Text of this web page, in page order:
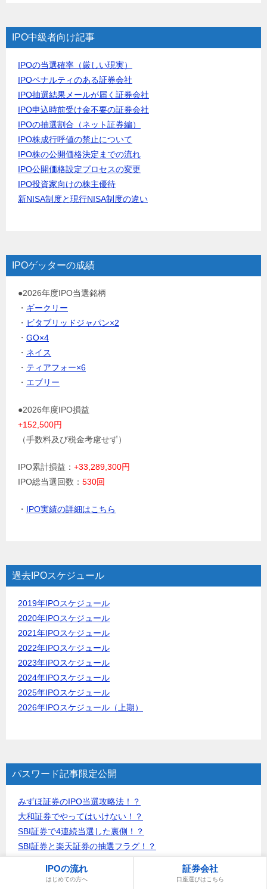
IPO中級者向け記事
IPOの当選確率（厳しい現実）
IPOペナルティのある証券会社
IPO抽選結果メールが届く証券会社
IPO申込時前受け金不要の証券会社
IPOの抽選割合（ネット証券編）
IPO株成行呼値の禁止について
IPO株の公開価格決定までの流れ
IPO公開価格設定プロセスの変更
IPO投資家向けの株主優待
新NISA制度と現行NISA制度の違い
IPOゲッターの成績
●2026年度IPO当選銘柄
・ ギークリー
・ ビタブリッドジャパン×2
・ GO×4
・ ネイス
・ ティアフォー×6
・ エブリー
●2026年度IPO損益
+152,500円
（手数料及び税金考慮せず）
IPO累計損益： +33,289,300円
IPO総当選回数： 530回
・ IPO実績の詳細はこちら
過去IPOスケジュール
2019年IPOスケジュール
2020年IPOスケジュール
2021年IPOスケジュール
2022年IPOスケジュール
2023年IPOスケジュール
2024年IPOスケジュール
2025年IPOスケジュール
2026年IPOスケジュール（上期）
パスワード記事限定公開
みずほ証券のIPO当選攻略法！？
大和証券でやってはいけない！？
SBI証券で4連続当選した裏側！？
SBI証券と楽天証券の抽選フラグ！？
IPO当選のコツ！東京メトロ編！？
IPOの流れ
はじめての方へ
証券会社
口座選びはこちら